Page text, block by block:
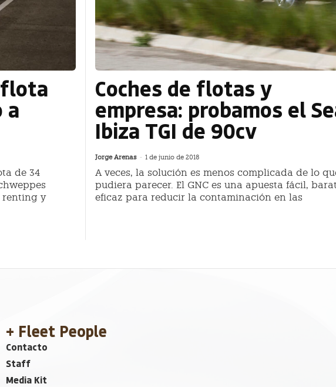
a
de 34
renting y
Coches de flotas y
empresa: probamos el
Ibiza TGI de 90cv
Jorge Arenas - 1 de junio de 2018
A veces, la solución es menos complicada de lo
pudiera parecer. El GNC es una apuesta fácil,
eficaz para reducir la contaminación en las
+ Fleet People
Contacto
Staff
Media Kit